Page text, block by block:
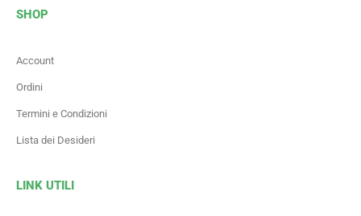
SHOP
Account
Ordini
Termini e Condizioni
Lista dei Desideri
LINK UTILI